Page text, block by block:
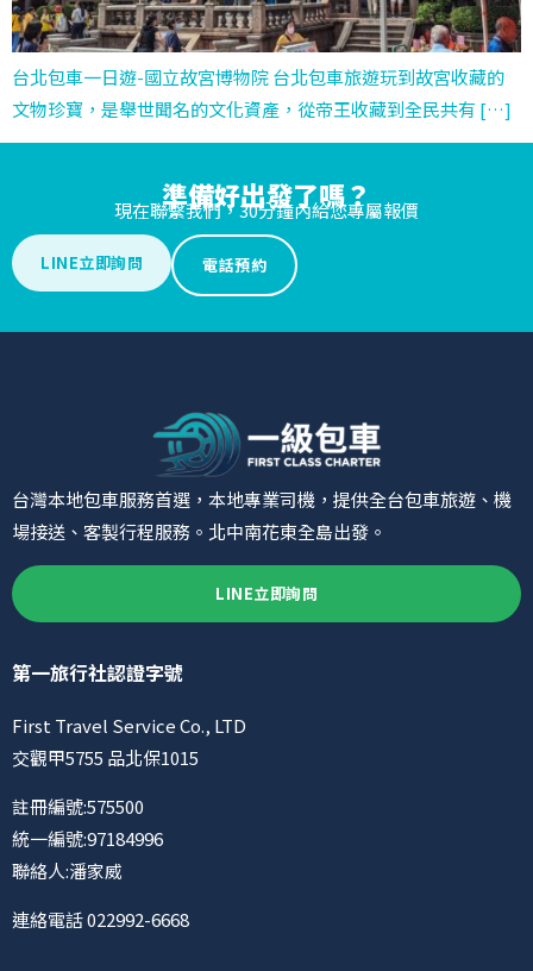
台北包車一日遊-國立故宮博物院 台北包車旅遊玩到故宮收藏的
文物珍寶，是舉世聞名的文化資產，從帝王收藏到全民共有 […]
準備好出發了嗎？
現在聯繫我們，30分鐘內給您專屬報價
LINE立即詢問 電話預約
台灣本地包車服務首選，本地專業司機，提供全台包車旅遊、機
場接送、客製行程服務。北中南花東全島出發。
LINE立即詢問
第一旅行社認證字號
First Travel Service Co., LTD
交觀甲5755 品北保1015
註冊編號:575500
統一編號:97184996
聯絡人:潘家威
連絡電話 022992-6668